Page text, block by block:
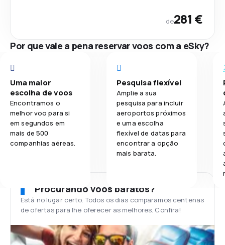
de281 €
Por que vale a pena reservar voos com a eSky?
Uma maior
escolha de voos
Encontramos o
melhor voo para si
em segundos em
mais de 500
companhias aéreas.
Pesquisa flexível
Amplie a sua
pesquisa para incluir
aeroportos próximos
e uma escolha
flexível de datas para
encontrar a opção
mais barata.
Procurando voos baratos?
Está no lugar certo. Todos os dias comparamos centenas
de ofertas para lhe oferecer as melhores. Confira!